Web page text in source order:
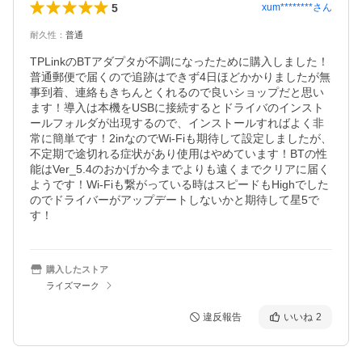
5 xum********さん
耐久性 ： 普通
TPLinkのBTアダプタが不調になったために購入しました！
普通郵便で届くので追跡はできず4日ほどかかりましたが無
事到着、連絡もきちんとくれるので良いショップだと思い
ます！導入は本機をUSBに接続するとドライバのインスト
ールフォルダが出現するので、インストールすればよく非
常に簡単です！2inなのでWi-Fiも期待して設定しましたが、
不定期で途切れる症状があり使用はやめています！BTの性
能はVer_5.4のおかげか今までよりも遠くまでクリアに届く
ようです！Wi-Fiも繋がっている時はスピードもHighでした
のでドライバーがアップデートしないかと期待して星5で
す！
購入したストア
ライズマーク
違反報告 いいね 2